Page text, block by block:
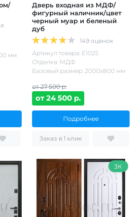
мм
Дверь входная из МДФ/
фигурный наличник/цвет
черный муар и беленый
дуб
149 оценок
Артикул товара: Е1025
Отделка: МДФ
Базовый размер: 2000х800 мм
от 27 500 р.
от 24 500 р.
Подробнее
Заказ в 1 клик
3К